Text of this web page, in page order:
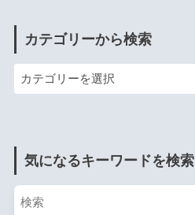
カテゴリーから検索
気になるキーワードを検索